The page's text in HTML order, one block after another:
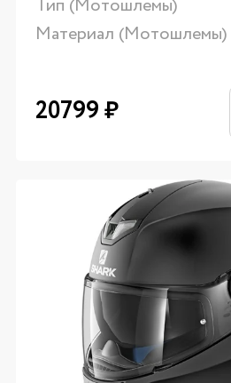
Материал (Мотошлемы)
20799₽